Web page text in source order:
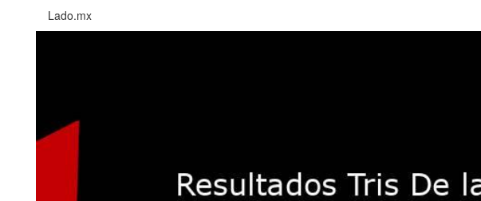
Lado.mx